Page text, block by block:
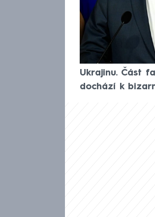
stranou. Tuto
ministr Jaromír
de facto mu
další tvrdou
potvrdil český
Ukrajinu. Část
dochází k